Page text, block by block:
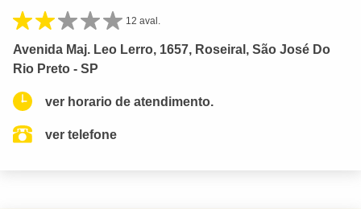
12 aval.
Avenida Maj. Leo Lerro, 1657, Roseiral, São José Do
Rio Preto - SP
ver horario de atendimento.
ver telefone